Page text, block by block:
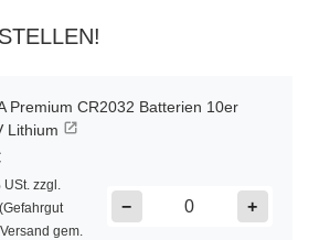
Premium CR2032 Batterien 10er
Lithium
zzgl.
(Gefahrgut
gem.
− +